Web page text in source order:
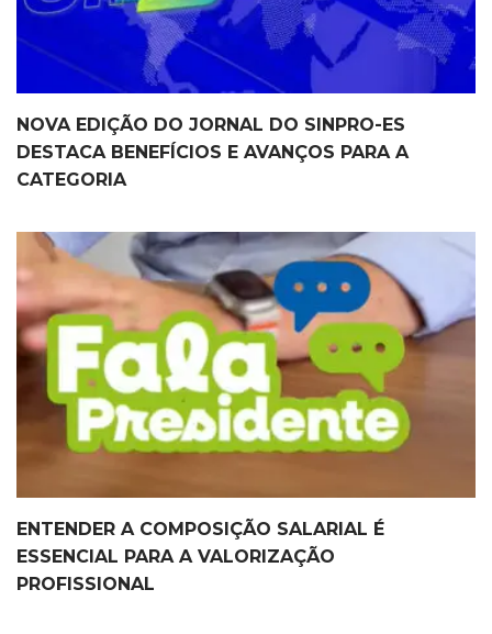
NOVA EDIÇÃO DO JORNAL DO SINPRO-ES
DESTACA BENEFÍCIOS E AVANÇOS PARA A
CATEGORIA
ENTENDER A COMPOSIÇÃO SALARIAL É
ESSENCIAL PARA A VALORIZAÇÃO
PROFISSIONAL